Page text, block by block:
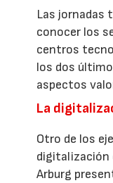
Las jornadas
conocer los
centros
los dos
aspectos
La
Otro de los
digitalización
Arburg